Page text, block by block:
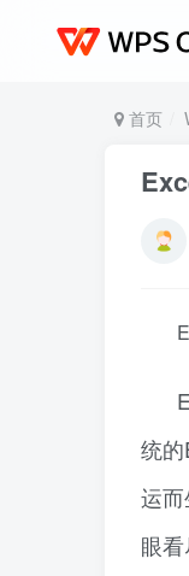
首页
统
运
眼看